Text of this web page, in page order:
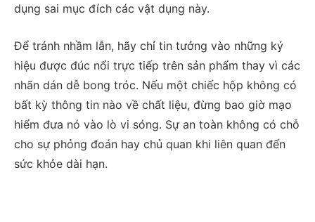
dụng sai mục đích các vật dụng này.
Để tránh nhầm lẫn, hãy chỉ tin tưởng vào những ký
hiệu được đúc nổi trực tiếp trên sản phẩm thay vì các
nhãn dán dễ bong tróc. Nếu một chiếc hộp không có
bất kỳ thông tin nào về chất liệu, đừng bao giờ mạo
hiểm đưa nó vào lò vi sóng. Sự an toàn không có chỗ
cho sự phỏng đoán hay chủ quan khi liên quan đến
sức khỏe dài hạn.